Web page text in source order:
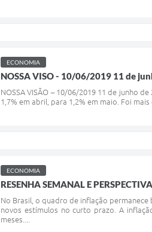
ECONOMIA
NOSSA VISO - 10/06/2019 11 de
NOSSA VISÃO – 10/06/2019 11 de junho
1,7% em abril, para 1,2% em maio. Foi
ECONOMIA
RESENHA SEMANAL E
No Brasil, o quadro de inflação
novos estímulos no curto prazo. A
meses....